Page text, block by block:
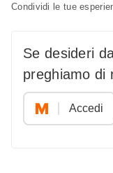
Condividi le tue
Se desideri
preghiamo di
Accedi